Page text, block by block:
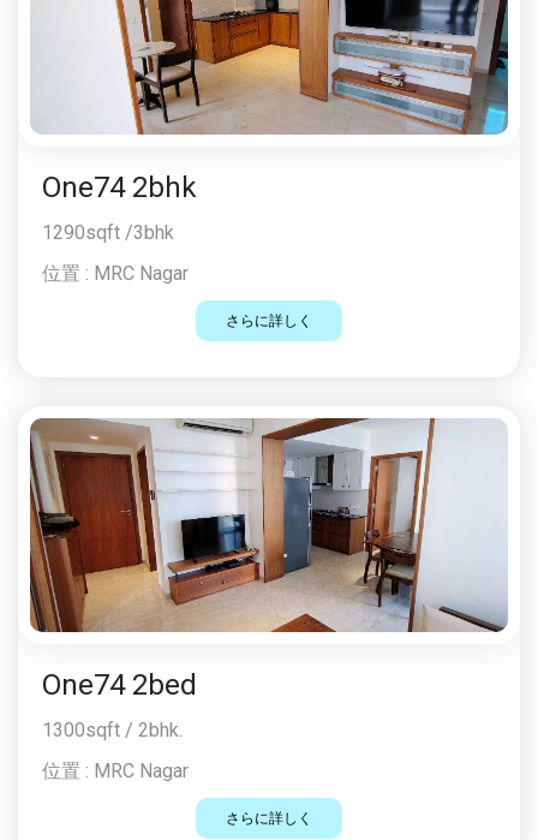
One74 2bhk
1290sqft /3bhk
位置 : MRC Nagar
さらに詳しく
One74 2bed
1300sqft / 2bhk.
位置 : MRC Nagar
さらに詳しく